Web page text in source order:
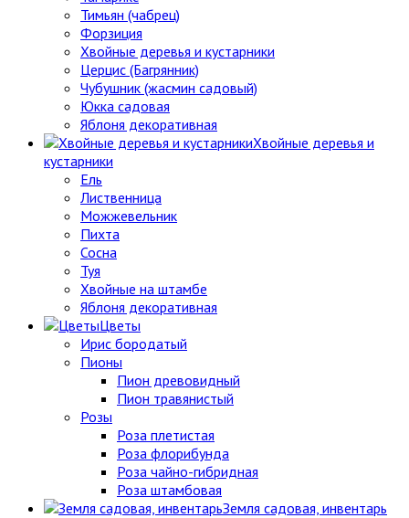
Тимьян (чабрец)
Форзиция
Хвойные деревья и кустарники
Церцис (Багрянник)
Чубушник (жасмин садовый)
Юкка садовая
Яблоня декоративная
Хвойные деревья и
кустарники
Ель
Лиственница
Можжевельник
Пихта
Сосна
Туя
Хвойные на штамбе
Яблоня декоративная
Цветы
Ирис бородатый
Пионы
Пион древовидный
Пион травянистый
Розы
Роза плетистая
Роза флорибунда
Роза чайно-гибридная
Роза штамбовая
Земля садовая, инвентарь